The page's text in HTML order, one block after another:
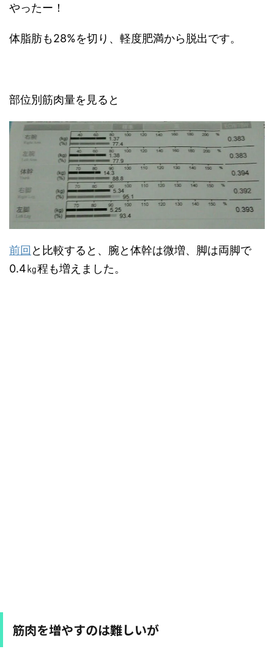
やったー！
体脂肪も28%を切り、軽度肥満から脱出です。
部位別筋肉量を見ると
前回 と比較すると、腕と体幹は微増、脚は両脚で
0.4㎏程も増えました。
筋肉を増やすのは難しいが